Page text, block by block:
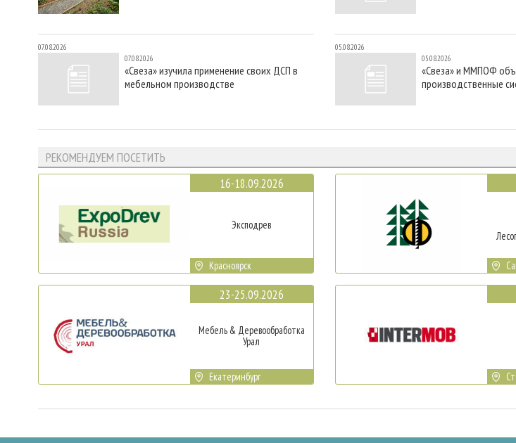
07.08.2026
07.08.2026
«Свеза» изучила применение своих ДСП в
мебельном производстве
05.08.2026
05.08.2026
«Свеза» и ММПОФ
производственные
РЕКОМЕНДУЕМ ПОСЕТИТЬ
16-18.09.2026
Эксподрев
Красноярск
23-25.09.2026
Мебель & Деревообработка
Урал
Екатеринбург